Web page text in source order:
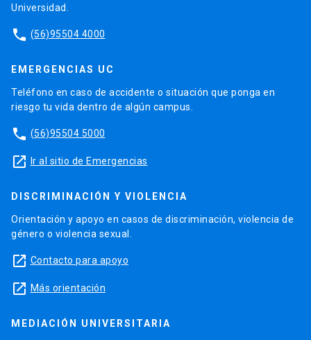
Universidad.
phone (56)95504 4000
EMERGENCIAS UC
Teléfono en caso de accidente o situación que ponga en
riesgo tu vida dentro de algún campus.
phone (56)95504 5000
launch Ir al sitio de Emergencias
DISCRIMINACIÓN Y VIOLENCIA
Orientación y apoyo en casos de discriminación, violencia de
género o violencia sexual.
launch Contacto para apoyo
launch Más orientación
MEDIACIÓN UNIVERSITARIA